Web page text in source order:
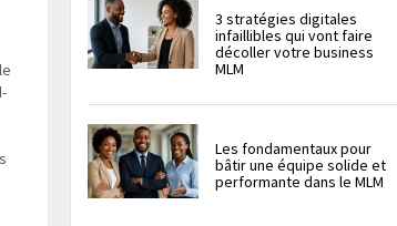
3 stratégies digitales
infaillibles qui vont faire
décoller votre business
MLM
Les fondamentaux pour
bâtir une équipe solide et
performante dans le MLM